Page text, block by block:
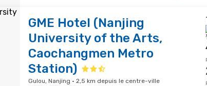
GME Hotel (Nanjing
University of the Arts,
Caochangmen Metro
Station)
Gulou, Nanjing · 2,5 km depuis le centre-ville